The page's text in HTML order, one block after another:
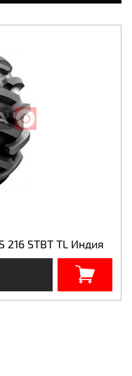
216 STBT TL Индия